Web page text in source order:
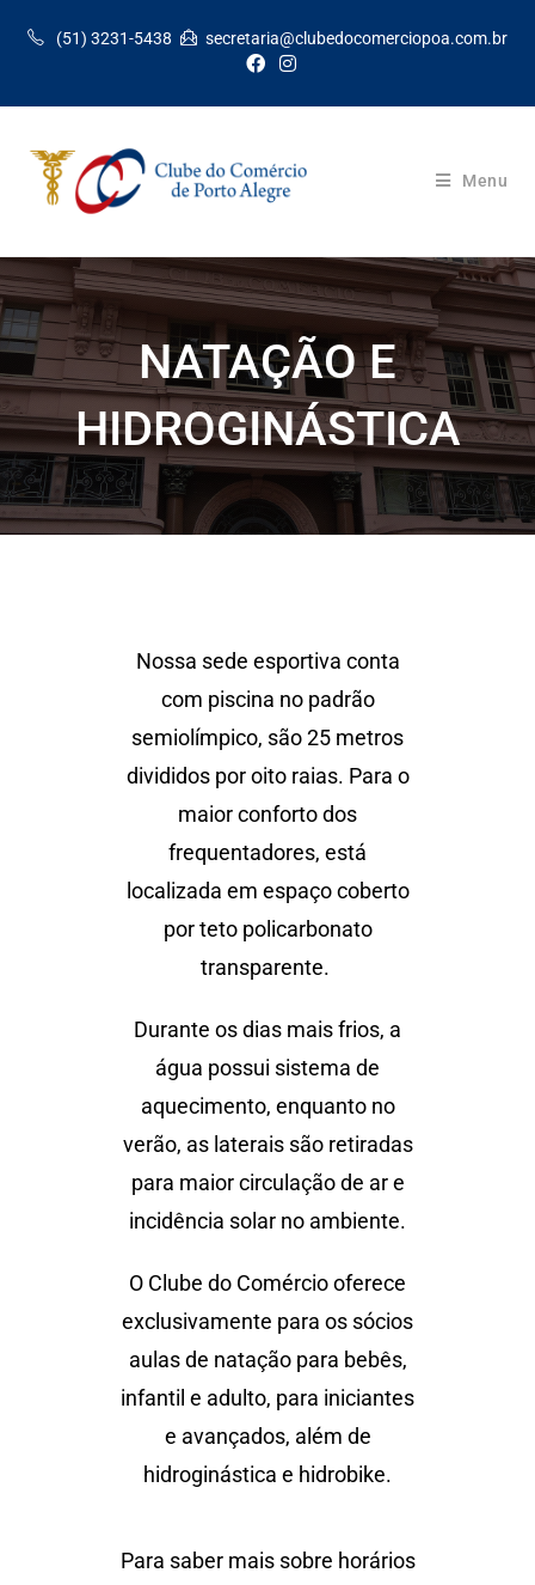
(51) 3231-5438 secretaria@clubedocomerciopoa.com.br
Menu
NATAÇÃO E
HIDROGINÁSTICA
Nossa sede esportiva conta
com piscina no padrão
semiolímpico, são 25 metros
divididos por oito raias. Para o
maior conforto dos
frequentadores, está
localizada em espaço coberto
por teto policarbonato
transparente.
Durante os dias mais frios, a
água possui sistema de
aquecimento, enquanto no
verão, as laterais são retiradas
para maior circulação de ar e
incidência solar no ambiente.
O Clube do Comércio oferece
exclusivamente para os sócios
aulas de natação para bebês,
infantil e adulto, para iniciantes
e avançados, além de
hidroginástica e hidrobike.
Para saber mais sobre horários